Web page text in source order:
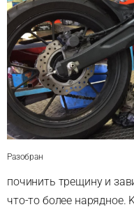
Разобран
починить трещину и
что-то более нарядное.